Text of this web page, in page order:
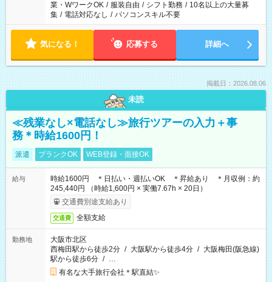
業・WワークOK / 服装自由 / シフト勤務 / 10名以上の大量募
集 / 電話対応なし / パソコンスキル不要
気になる！ 応募する 詳細へ
掲載日：2026.08.06
未読
≪残業なし×電話なし≫旅行ツアーの入力＋事
務＊時給1600円！
派遣 ブランクOK WEB登録・面接OK
給与
時給1600円 ＊日払い・週払いOK ＊昇給あり ＊月収例：約
245,440円 （時給1,600円 × 実働7.67h × 20日）
交通費別途支給あり
交通費 全額支給
勤務地
大阪市北区
西梅田駅から徒歩2分 / 大阪駅から徒歩4分 / 大阪梅田(阪急線)
駅から徒歩6分 / …
有名な大手旅行会社＊駅直結✨